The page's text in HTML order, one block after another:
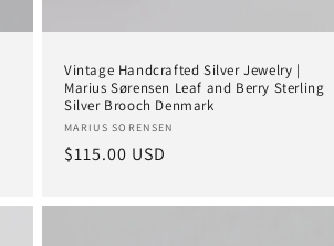
Vintage Handcrafted Silver Jewelry |
Marius Sørensen Leaf and Berry Sterling
Silver Brooch Denmark
Anbieter:
MARIUS SORENSEN
Normaler
$115.00 USD